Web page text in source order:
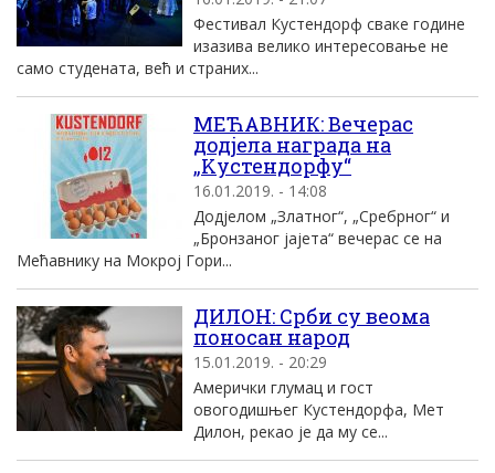
Фестивал Кустендорф сваке године
изазива велико интересовање не
само студената, већ и страних...
МЕЋАВНИК: Вечерас
додјела награда на
„Kустендорфу“
16.01.2019. - 14:08
Додјелом „Златног“, „Сребрног“ и
„Бронзаног јајета“ вечерас се на
Мећавнику на Мокрој Гори...
ДИЛОН: Срби су веома
поносан народ
15.01.2019. - 20:29
Амерички глумац и гост
овогодишњег Кустендорфа, Мет
Дилон, рекао је да му се...